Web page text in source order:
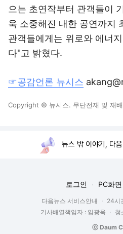
으는 초연작부터 관객들이
욱 소중해진 내한 공연까지
관객들에게는 위로와 에너
다"고 밝혔다.
☞공감언론 뉴시스
Copyright © 뉴시스. 무단전재 및 재
뉴스 밖 이야기, 다
로그인 PC화면
다음뉴스 서비스안내 24시
기사배열책임자 : 임광욱
청
ⓒ Daum